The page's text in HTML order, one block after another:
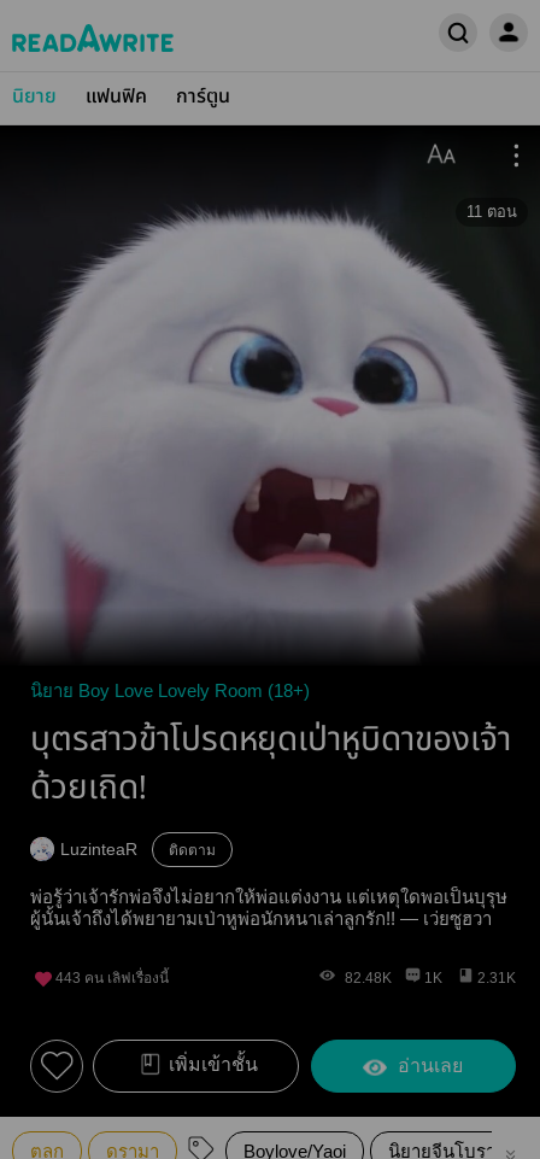
นิยาย แฟนฟิค การ์ตูน
11 ตอน
นิยาย Boy Love Lovely Room (18+)
บุตรสาวข้าโปรดหยุดเป่าหูบิดาของเจ้า
ด้วยเถิด!
LuzinteaR ติดตาม
พ่อรู้ว่าเจ้ารักพ่อจึงไม่อยากให้พ่อแต่งงาน แต่เหตุใดพอเป็นบุรุษ
ผู้นั้นเจ้าถึงได้พยายามเป่าหูพ่อนักหนาเล่าลูกรัก!! — เว่ยซูฮวา
443 คน เลิฟเรื่องนี้ 82.48K 1K 2.31K
เพิ่มเข้าชั้น อ่านเลย
ตลก ดรามา Boylove/Yaoi นิยายจีนโบราณ